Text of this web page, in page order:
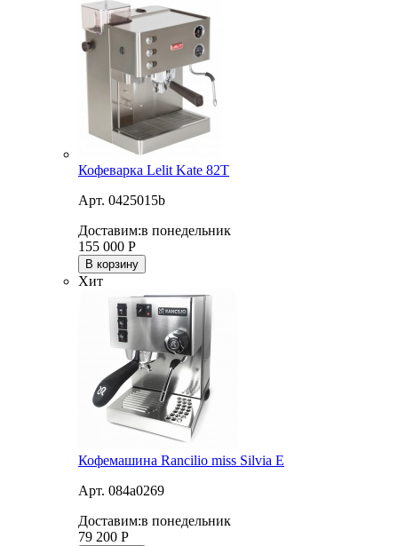
Кофеварка Lelit Kate 82T
Арт. 0425015b
Доставим:в понедельник
155 000 Р
В корзину
Хит
Кофемашина Rancilio miss Silvia E
Арт. 084a0269
Доставим:в понедельник
79 200 Р